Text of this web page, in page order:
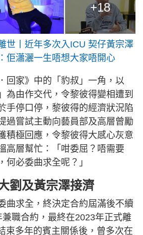
+18
世丨近年多次入ICU 契仔黃宗澤
佢瀟灑一生唔想大家唔開心
回家》中的「豹叔」一角，以
為由作交代，令黎彼得變相遭到
手停口停，黎彼得的經濟狀況陷
過嘗試主動向藝員部及高層曾勵
積極回應，令黎彼得大感心灰意
高層幫忙：「咁委屈？唔需要
何必委曲求全呢？」
劉及黃宗澤接濟
曲求全，終決定合約屆滿後不續
職合約，最終在2023年正式離
束多年的賓主關係後，曾多次在